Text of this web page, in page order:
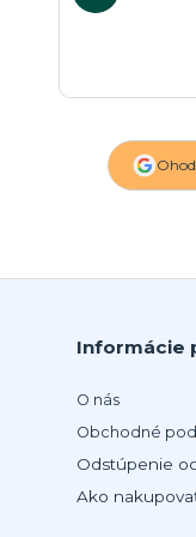
Informácie
O nás
Obchodné
Odstúpenie
Ako